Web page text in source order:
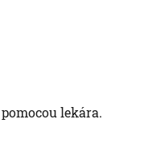
lekára.